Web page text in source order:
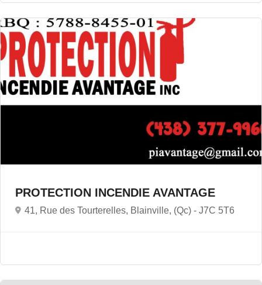
PROTECTION INCENDIE AVANTAGE
41, Rue des Tourterelles, Blainville, (Qc) - J7C 5T6